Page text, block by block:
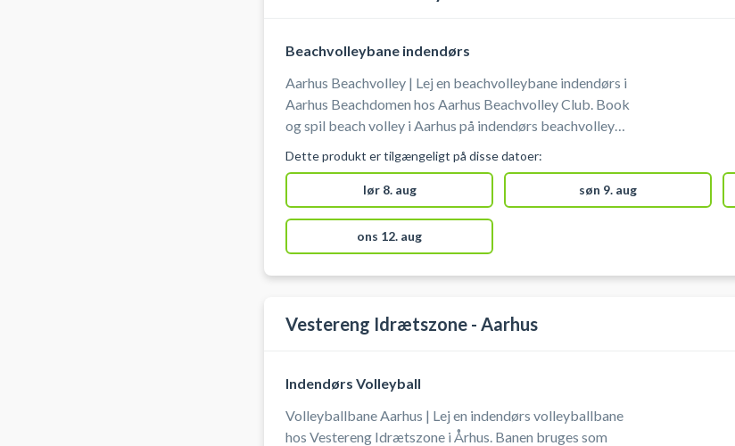
Beachvolleybane indendørs
Aarhus Beachvolley | Lej en beachvolleybane indendørs i
Aarhus Beachdomen hos Aarhus Beachvolley Club. Book
og spil beach volley i Aarhus på indendørs beachvolley
110B, 8200 Aarhus. Beachdomen ligger bag ved den røde
hal, man ser fra parkeringen.
Dette produkt er tilgængeligt på disse datoer:
lør 8. aug søn 9. aug
ons 12. aug
Vestereng Idrætszone - Aarhus
Indendørs Volleyball
Volleyballbane Aarhus | Lej en indendørs volleyballbane
hos Vestereng Idrætszone i Århus. Banen bruges som